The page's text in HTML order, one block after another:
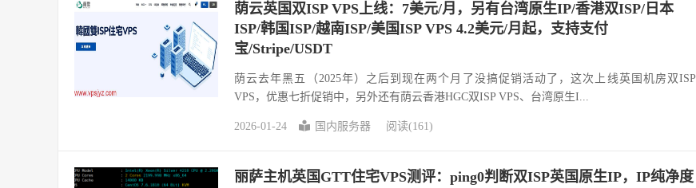
荫云英国双ISP VPS上线：7美元/月，另有台湾原生IP/香港双ISP/日本
ISP/韩国ISP/越南ISP/美国ISP VPS 4.2美元/月起，支持支付
宝/Stripe/USDT
荫云去年黑五（2025年）之后到现在两个月了没搞促销活动了，这次上线英国机房双ISP
VPS，优惠七折促销中，另外还有荫云香港HGC双ISP VPS、台湾原生I...
2026-01-24 国内服务器 阅读(161)
丽萨主机英国GTT住宅VPS测评：ping0判断双ISP英国原生IP，IP纯净度